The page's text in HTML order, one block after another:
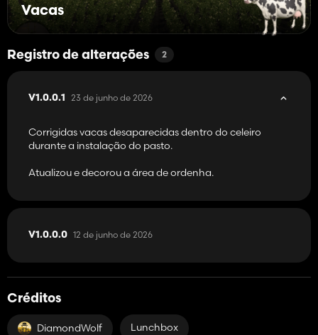
A solução tecnológica perfeita para sua fazenda.
Vacas
Registro de alterações 2
V1.0.0.1 23 de junho de 2026
Corrigidas vacas desaparecidas dentro do celeiro
durante a instalação do pasto.
Atualizou e decorou a área de ordenha.
V1.0.0.0 12 de junho de 2026
Créditos
DiamondWolf Lunchbox